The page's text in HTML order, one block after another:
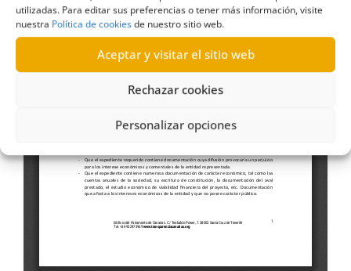
utilizadas. Para editar sus preferencias o tener más información, visite
nuestra Política de cookiesde nuestro sitio web.
Aceptar y visitar el sitio web
Rechazar cookies
Personalizar opciones